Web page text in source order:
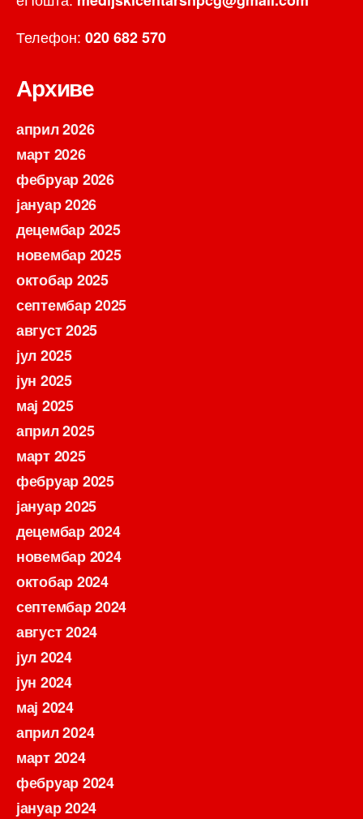
Телефон: 020 682 570
Архиве
април 2026
март 2026
фебруар 2026
јануар 2026
децембар 2025
новембар 2025
октобар 2025
септембар 2025
август 2025
јул 2025
јун 2025
мај 2025
април 2025
март 2025
фебруар 2025
јануар 2025
децембар 2024
новембар 2024
октобар 2024
септембар 2024
август 2024
јул 2024
јун 2024
мај 2024
април 2024
март 2024
фебруар 2024
јануар 2024